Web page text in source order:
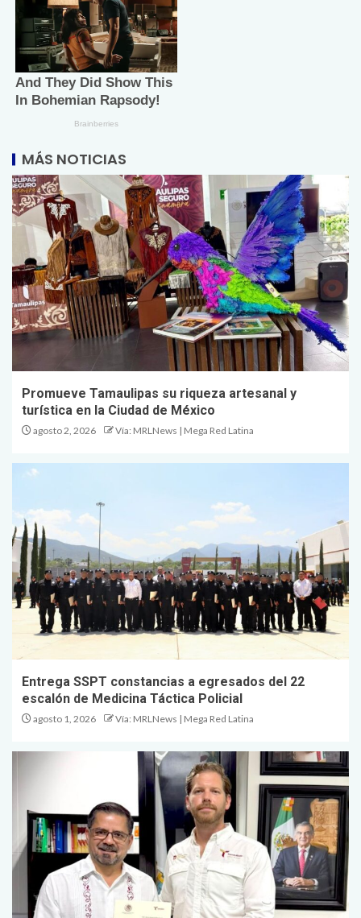
MÁS NOTICIAS
Promueve Tamaulipas su riqueza artesanal y
turística en la Ciudad de México
agosto 2, 2026 Vía: MRLNews | Mega Red Latina
Entrega SSPT constancias a egresados del 22
escalón de Medicina Táctica Policial
agosto 1, 2026 Vía: MRLNews | Mega Red Latina